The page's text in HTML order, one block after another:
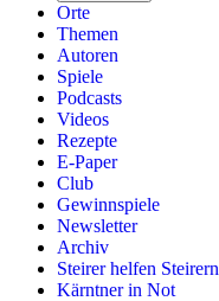
Orte
Themen
Autoren
Spiele
Podcasts
Videos
Rezepte
E-Paper
Club
Gewinnspiele
Newsletter
Archiv
Steirer helfen Steirern
Kärntner in Not